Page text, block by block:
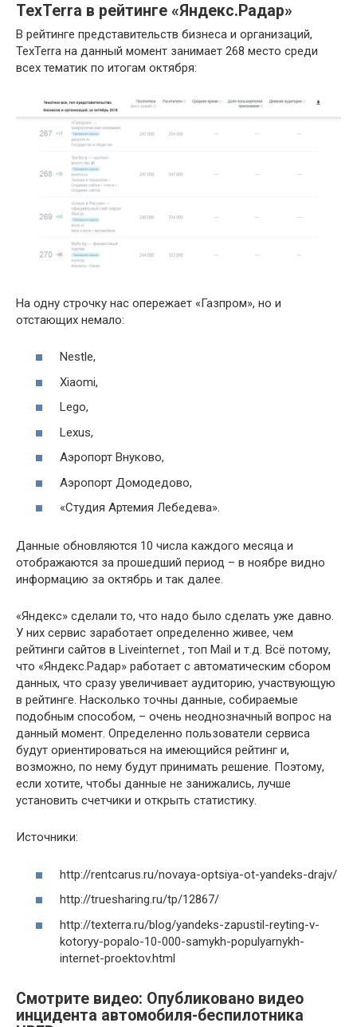
TexTerra в рейтинге «Яндекс.Радар»
В рейтинге представительств бизнеса и организаций,
TexTerra на данный момент занимает 268 место среди
всех тематик по итогам октября:
На одну строчку нас опережает «Газпром», но и
отстающих немало:
Nestle,
Xiaomi,
Lego,
Lexus,
Аэропорт Внуково,
Аэропорт Домодедово,
«Студия Артемия Лебедева».
Данные обновляются 10 числа каждого месяца и
отображаются за прошедший период – в ноябре видно
информацию за октябрь и так далее.
«Яндекс» сделали то, что надо было сделать уже давно.
У них сервис заработает определенно живее, чем
рейтинги сайтов в Liveinternet , топ Mail и т.д. Всё потому,
что «Яндекс.Радар» работает с автоматическим сбором
данных, что сразу увеличивает аудиторию, участвующую
в рейтинге. Насколько точны данные, собираемые
подобным способом, – очень неоднозначный вопрос на
данный момент. Определенно пользователи сервиса
будут ориентироваться на имеющийся рейтинг и,
возможно, по нему будут принимать решение. Поэтому,
если хотите, чтобы данные не занижались, лучше
установить счетчики и открыть статистику.
Источники:
http://rentcarus.ru/novaya-optsiya-ot-yandeks-drajv/
http://truesharing.ru/tp/12867/
http://texterra.ru/blog/yandeks-zapustil-reyting-v-
kotoryy-popalo-10-000-samykh-populyarnykh-
internet-proektov.html
Смотрите видео: Опубликовано видео
инцидента автомобиля-беспилотника